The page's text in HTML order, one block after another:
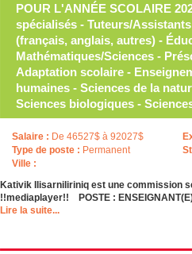
POUR L'ANNÉE SCOLAIRE
spécialisés - Tuteurs/
(français, anglais, autres) -
Mathématiques/Sciences -
Adaptation scolaire -
humaines - Sciences de la
Sciences biologiques -
Salaire : De 46527$ à 92027$
Type de poste : Permanent
Ville :
Kativik Ilisarniliriniq est une commission
!!mediaplayer!! POSTE :
Lire la suite...